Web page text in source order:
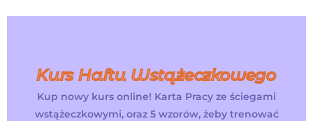
Kurs Haftu Wstążeczkowego
Kup nowy kurs online! Karta Pracy ze ściegami
wstążeczkowymi, oraz 5 wzorów, żeby trenować